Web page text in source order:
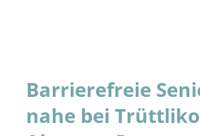
Barrierefreie
nahe bei